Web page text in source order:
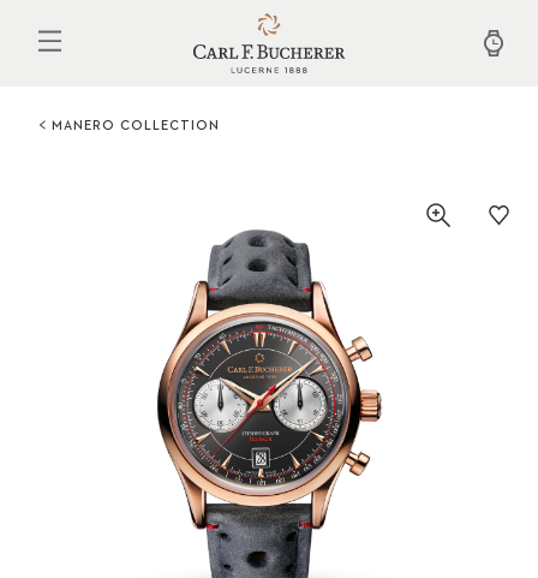
contenu
MANERO COLLECTION